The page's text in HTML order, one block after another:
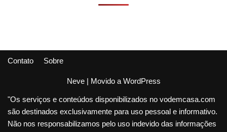
Contato Sobre
Neve| Movido a WordPress
"Os serviços e conteúdos disponibilizados no vodemcasa.com
são destinados exclusivamente para uso pessoal e informativo.
Não nos responsabilizamos pelo uso indevido das informações